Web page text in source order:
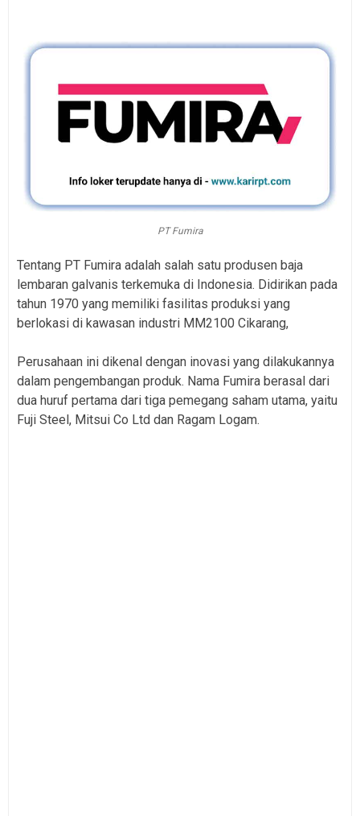
PT Fumira
Tentang PT Fumira adalah salah satu produsen baja
lembaran galvanis terkemuka di Indonesia. Didirikan pada
tahun 1970 yang memiliki fasilitas produksi yang
berlokasi di kawasan industri MM2100 Cikarang,
Perusahaan ini dikenal dengan inovasi yang dilakukannya
dalam pengembangan produk. Nama Fumira berasal dari
dua huruf pertama dari tiga pemegang saham utama, yaitu
Fuji Steel, Mitsui Co Ltd dan Ragam Logam.